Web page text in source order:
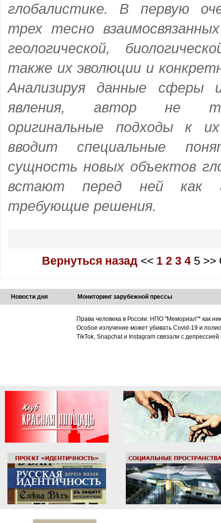
глобалистике. В первую
трех тесно
геологической,
также их эволюции и
Анализируя данные сферы
явления, автор не
оригинальные подходы к
вводит специальные
сущность новых объектов
встают перед ней как
требующие решения.
Вернуться назад << 1 2 3 4 5 >>
Новости дня Мониторинг зарубежной прессы
Права человека в России: НПО "Мемориал"* как
Особое излучение может убивать Covid-19 и
TikTok, Snapchat и Instagram связали с